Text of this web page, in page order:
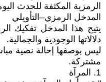
الرمزية المكثفة للحدث
المدخل الرمزي–التأويلي
يتيح هذا المدخل تفكيك
دلالاتها الوجودية والجمالية.
ليس بوصفها إحالة نصية
مشتركة.
1. المرآة